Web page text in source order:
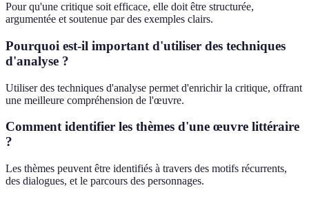
Pour qu'une critique soit efficace, elle doit être structurée,
argumentée et soutenue par des exemples clairs.
Pourquoi est-il important d'utiliser des techniques
d'analyse ?
Utiliser des techniques d'analyse permet d'enrichir la critique, offrant
une meilleure compréhension de l'œuvre.
Comment identifier les thèmes d'une œuvre littéraire
?
Les thèmes peuvent être identifiés à travers des motifs récurrents,
des dialogues, et le parcours des personnages.